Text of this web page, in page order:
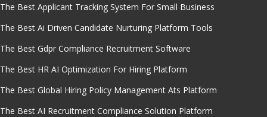
The Best Applicant Tracking System For Small Business
The Best Ai Driven Candidate Nurturing Platform Tools
The Best Gdpr Compliance Recruitment Software
The Best HR AI Optimization For Hiring Platform
The Best Global Hiring Policy Management Ats Platform
The Best AI Recruitment Compliance Solution Platform